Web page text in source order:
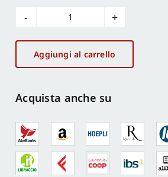
La
Piana
del
Cavaliere
Aggiungi al carrello
Acquista anche su